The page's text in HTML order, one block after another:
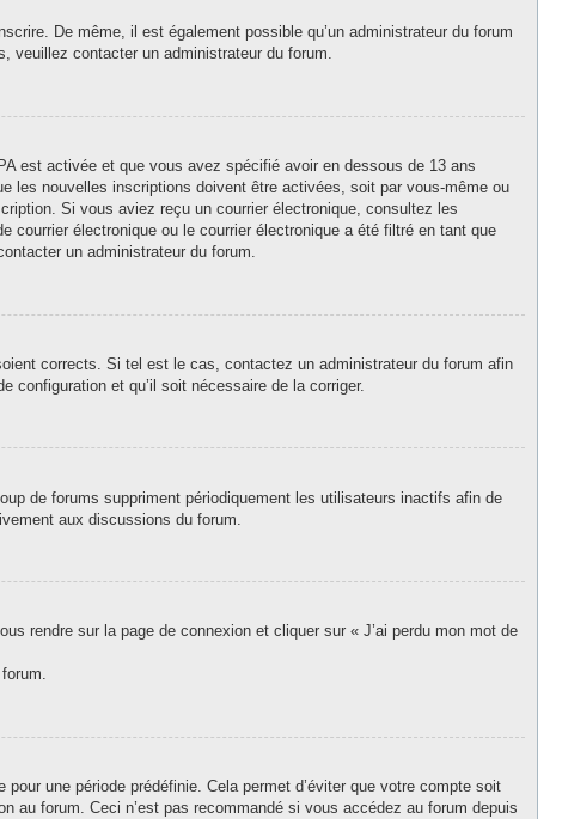
De même, il est également possible qu’un administrateur du forum
veuillez contacter un administrateur du forum.
est activée et que vous avez spécifié avoir en dessous de 13 ans
les nouvelles inscriptions doivent être activées, soit par vous-même ou
Si vous aviez reçu un courrier électronique, consultez les
électronique ou le courrier électronique a été filtré en tant que
un administrateur du forum.
corrects. Si tel est le cas, contactez un administrateur du forum afin
configuration et qu’il soit nécessaire de la corriger.
de forums suppriment périodiquement les utilisateurs inactifs afin de
aux discussions du forum.
rendre sur la page de connexion et cliquer sur « J’ai perdu mon mot de
une période prédéfinie. Cela permet d’éviter que votre compte soit
au forum. Ceci n’est pas recommandé si vous accédez au forum depuis